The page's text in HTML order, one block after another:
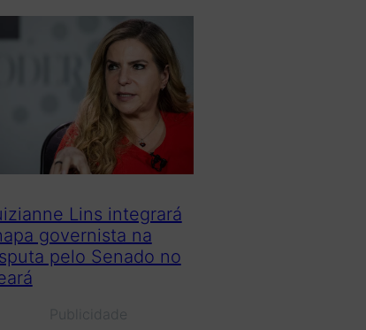
Lins integrará
governista na
pelo Senado no
Publicidade